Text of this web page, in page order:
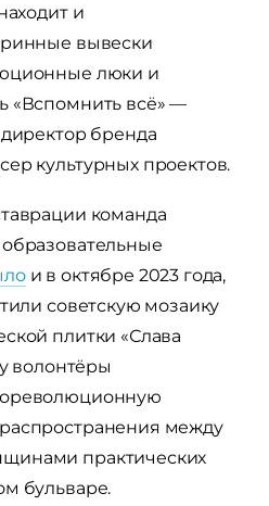
и
вывески
люки и
«Вспомнить всё» —
директор бренда
культурных проектов.
команда
и в октябре 2023 года,
советскую мозаику
плитки «Слава
волонтёры
между
практических
бульваре.